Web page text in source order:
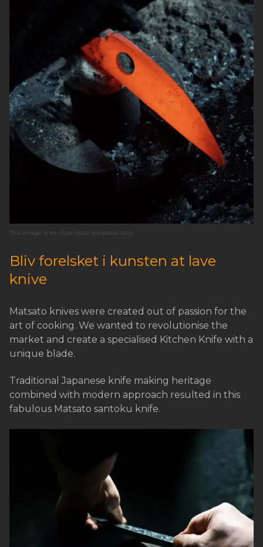
This image is for illustration purposes only.
Bliv forelsket i kunsten at lave
knive
Matsato knives were created out of passion for the
art of cooking. We wanted to revolutionise the
market and create a specialised Kitchen Knife with a
unique blade.
Traditional Japanese knife making heritage
combined with modern approach resulted in this
fabulous Matsato santoku knife.